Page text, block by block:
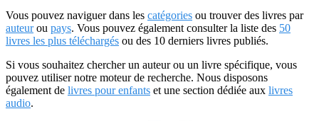
Vous pouvez naviguer dans les catégories ou trouver des livres par
auteurou pays. Vous pouvez également consulter la liste des 50
livres les plus téléchargés ou des 10 derniers livres publiés.
Si vous souhaitez chercher un auteur ou un livre spécifique, vous
pouvez utiliser notre moteur de recherche. Nous disposons
également de livres pour enfants et une section dédiée aux livres
audio.